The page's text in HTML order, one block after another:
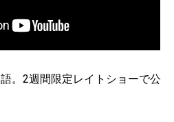
。2週間限定レイトショーで公